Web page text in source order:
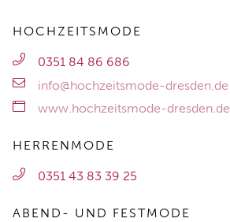
HOCHZEITSMODE
0351 84 86 686
info@hochzeitsmode-dresden.de
www.hochzeitsmode-dresden.de
HERRENMODE
0351 43 83 39 25
ABEND- UND FESTMODE